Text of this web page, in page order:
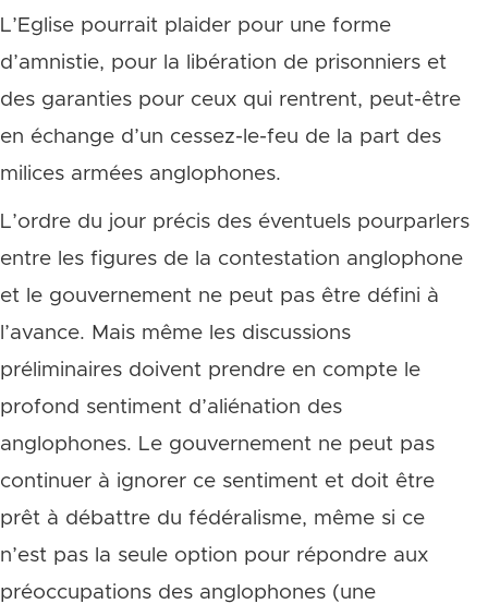
L’Eglise pourrait plaider pour une forme
d’amnistie, pour la libération de prisonniers et
des garanties pour ceux qui rentrent, peut-être
en échange d’un cessez-le-feu de la part des
milices armées anglophones.
L’ordre du jour précis des éventuels pourparlers
entre les figures de la contestation anglophone
et le gouvernement ne peut pas être défini à
l’avance. Mais même les discussions
préliminaires doivent prendre en compte le
profond sentiment d’aliénation des
anglophones. Le gouvernement ne peut pas
continuer à ignorer ce sentiment et doit être
prêt à débattre du fédéralisme, même si ce
n’est pas la seule option pour répondre aux
préoccupations des anglophones (une